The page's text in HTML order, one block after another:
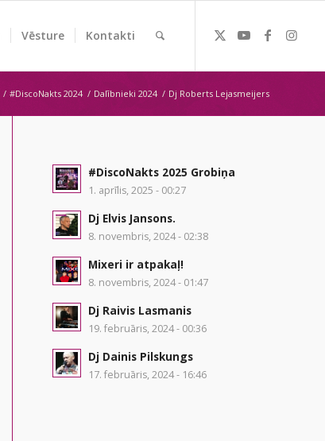
Vēsture Kontakti
/ #DiscoNakts 2024 / Dalībnieki 2024 / Dj Roberts Lejasmeijers
#DiscoNakts 2025 Grobiņa
1. aprīlis, 2025 - 00:27
Dj Elvis Jansons.
8. novembris, 2024 - 02:38
Mixeri ir atpakaļ!
8. novembris, 2024 - 01:47
Dj Raivis Lasmanis
19. februāris, 2024 - 00:36
Dj Dainis Pilskungs
17. februāris, 2024 - 16:46